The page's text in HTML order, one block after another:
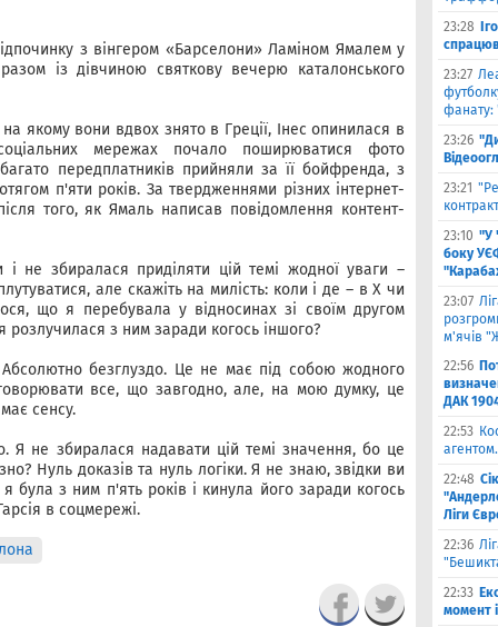
з вінгером «Барселони» Ламіном Ямалем у
разом із дівчиною святкову вечерю каталонського
якому вони вдвох знято в Греції, Інес опинилася в
мережах почало поширюватися фото
передплатників прийняли за її бойфренда, з
п'яти років. За твердженнями різних інтернет-
того, як Ямаль написав повідомлення контент-
не збиралася приділяти цій темі жодної уваги –
але скажіть на милість: коли і де – в X чи
що я перебувала у відносинах зі своїм другом
розлучилася з ним заради когось іншого?
безглуздо. Це не має під собою жодного
все, що завгодно, але, на мою думку, це
сенсу.
Я не збиралася надавати цій темі значення, бо це
Нуль доказів та нуль логіки. Я не знаю, звідки ви
була з ним п'ять років і кинула його заради когось
в соцмережі.
23:28
23:27
фанату:
23:26
23:21
23:10 "У
боку
23:07
м'ячів
22:56
ДАК
22:53
22:48
Ліги
22:36
22:33
момент